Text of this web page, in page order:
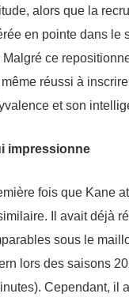
alors que la
en pointe dans le
ce
même réussi à
et son
impressionne
fois que Kane
Il avait déjà
sous le
lors des saisons
Cependant, il